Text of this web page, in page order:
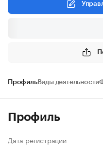
ПрофильВиды деятельности
Профиль
Дата регистрации